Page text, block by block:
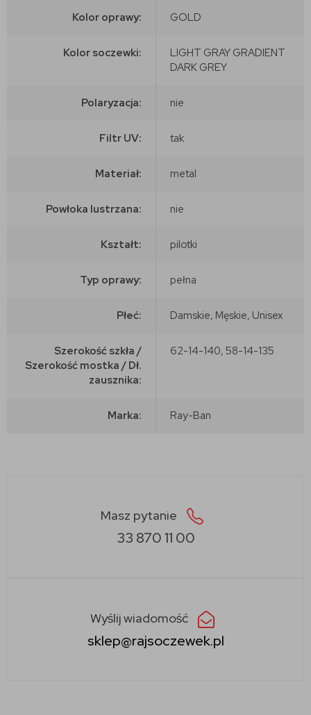
Kolor oprawy:
GOLD
Kolor soczewki:
LIGHT GRAY GRADIENT
DARK GREY
Polaryzacja: nie
Filtr UV: tak
Materiał: metal
Powłoka lustrzana: nie
Kształt: pilotki
Typ oprawy: pełna
Płeć: Damskie, Męskie, Unisex
Szerokość szkła /
Szerokość mostka / Dł.
zausznika:
62-14-140, 58-14-135
Marka: Ray-Ban
Masz pytanie
33 870 11 00
Wyślij wiadomość
sklep@rajsoczewek.pl